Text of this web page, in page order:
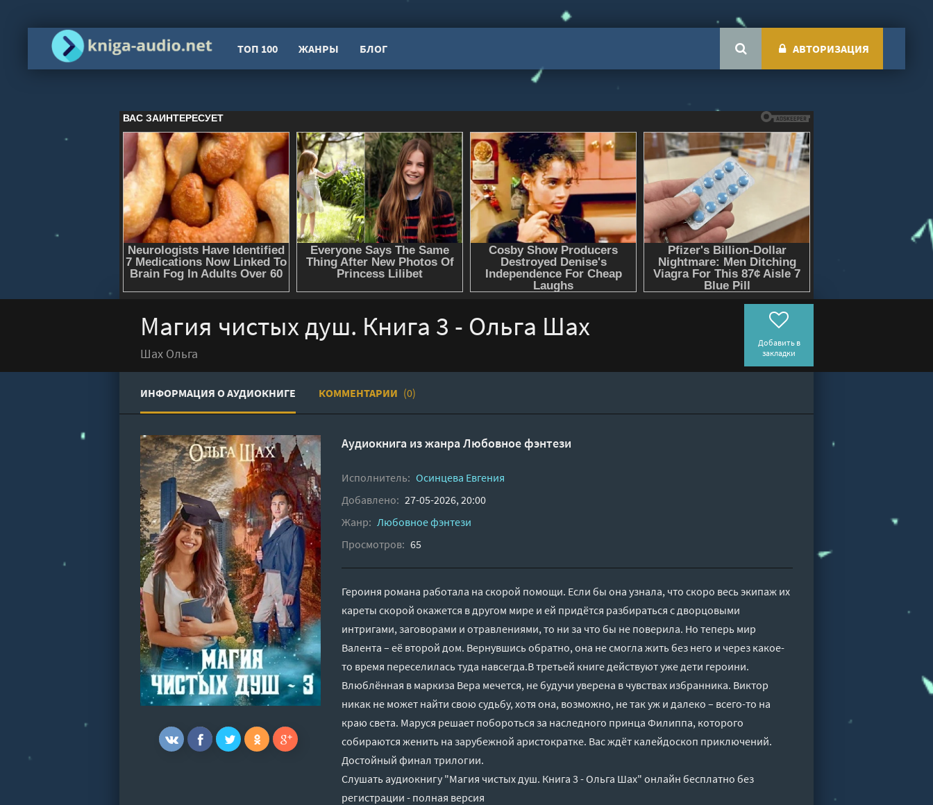
ТОП 100 ЖАНРЫ БЛОГ АВТОРИЗАЦИЯ
Магия чистых душ. Книга 3 - Ольга Шах
Шах Ольга
Добавить в
закладки
ИНФОРМАЦИЯ О АУДИОКНИГЕ КОММЕНТАРИИ (0)
Аудиокнига из жанраЛюбовное фэнтези
Исполнитель: Осинцева Евгения
Добавлено: 27-05-2026, 20:00
Жанр: Любовное фэнтези
Просмотров: 65
Героиня романа работала на скорой помощи. Если бы она узнала, что скоро весь экипаж их
кареты скорой окажется в другом мире и ей придётся разбираться с дворцовыми
интригами, заговорами и отравлениями, то ни за что бы не поверила. Но теперь мир
Валента – её второй дом. Вернувшись обратно, она не смогла жить без него и через какое-
то время переселилась туда навсегда.В третьей книге действуют уже дети героини.
Влюблённая в маркиза Вера мечется, не будучи уверена в чувствах избранника. Виктор
никак не может найти свою судьбу, хотя она, возможно, не так уж и далеко – всего-то на
краю света. Маруся решает побороться за наследного принца Филиппа, которого
собираются женить на зарубежной аристократке. Вас ждёт калейдоскоп приключений.
Достойный финал трилогии.
Слушать аудиокнигу "Магия чистых душ. Книга 3 - Ольга Шах" онлайн бесплатно без
регистрации - полная версия